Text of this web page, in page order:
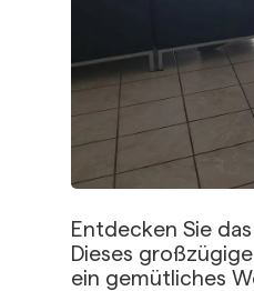
Entdecken Sie
Dieses
ein gemütliches